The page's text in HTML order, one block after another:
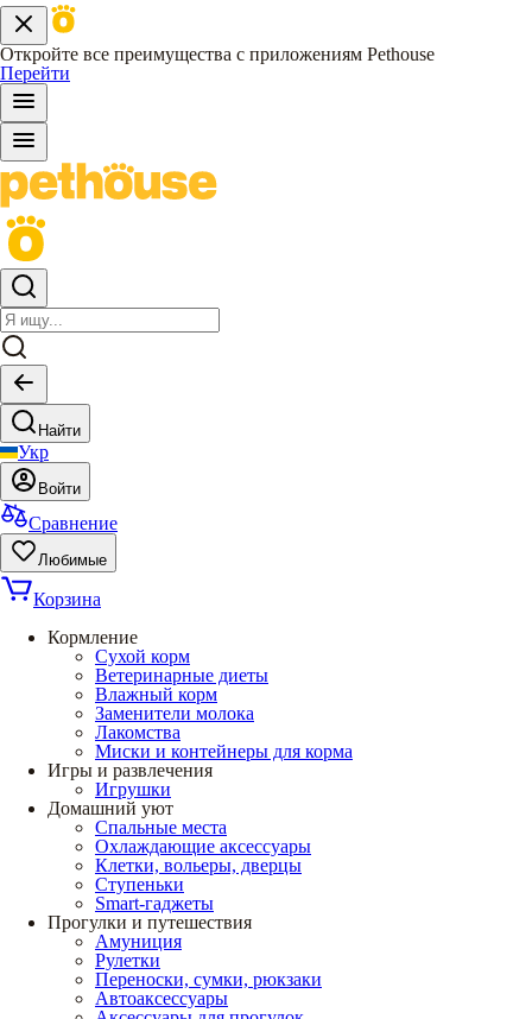
Откройте все преимущества с приложениям Pethouse
Перейти
Найти
Укр
Войти
Сравнение
Любимые
Корзина
Кормление
Сухой корм
Ветеринарные диеты
Влажный корм
Заменители молока
Лакомства
Миски и контейнеры для корма
Игры и развлечения
Игрушки
Домашний уют
Спальные места
Охлаждающие аксессуары
Клетки, вольеры, дверцы
Ступеньки
Smart-гаджеты
Прогулки и путешествия
Амуниция
Рулетки
Переноски, сумки, рюкзаки
Автоаксессуары